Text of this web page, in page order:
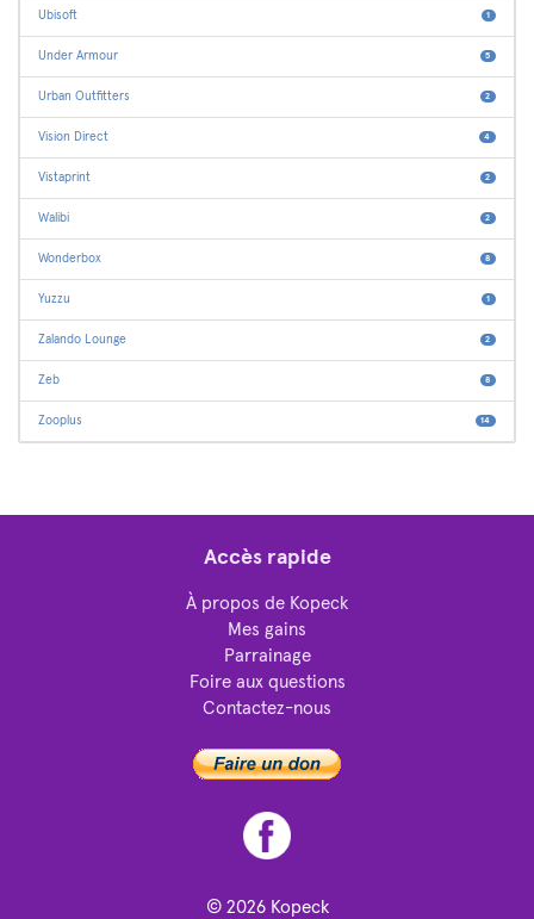
Ubisoft 1
Under Armour 5
Urban Outfitters 2
Vision Direct 4
Vistaprint 2
Walibi 2
Wonderbox 8
Yuzzu 1
Zalando Lounge 2
Zeb 8
Zooplus 14
Accès rapide
À propos de Kopeck
Mes gains
Parrainage
Foire aux questions
Contactez-nous
© 2026 Kopeck